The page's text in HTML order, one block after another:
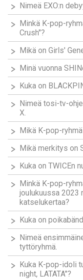
Nimeä EXO:n
Minkä K-pop-
Crush"?
Mikä on Girls'
Minä vuonna
Kuka on
Nimeä tosi-tv-
X.
Mikä K-pop-
Mikä merkitys on
Kuka on TWICEn
Minkä K-pop-
joulukuussa 2023
katselukertaa?
Kuka on
Nimeä
tyttöryhmä.
Kuka K-pop-idoli
night, LATATA"?